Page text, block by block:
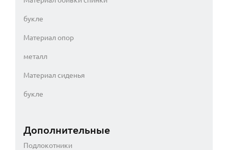
букле
Материал опор
металл
Материал сиденья
букле
Дополнительные
Подлокотники